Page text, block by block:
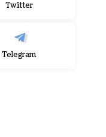
Twitter
Telegram